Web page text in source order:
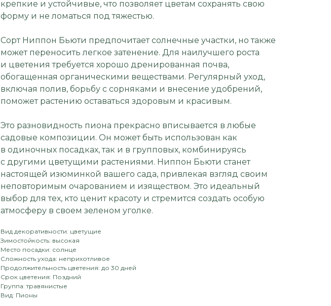
крепкие и устойчивые, что позволяет цветам сохранять свою
форму и не ломаться под тяжестью.
Сорт Ниппон Бьюти предпочитает солнечные участки, но также
может переносить легкое затенение. Для наилучшего роста
и цветения требуется хорошо дренированная почва,
обогащенная органическими веществами. Регулярный уход,
включая полив, борьбу с сорняками и внесение удобрений,
поможет растению оставаться здоровым и красивым.
Это разновидность пиона прекрасно вписывается в любые
садовые композиции. Он может быть использован как
в одиночных посадках, так и в групповых, комбинируясь
с другими цветущими растениями. Ниппон Бьюти станет
настоящей изюминкой вашего сада, привлекая взгляд своим
неповторимым очарованием и изяществом. Это идеальный
выбор для тех, кто ценит красоту и стремится создать особую
атмосферу в своем зеленом уголке.
Вид декоративности: цветущие
Зимостойкость: высокая
Место посадки: солнце
Сложность ухода: неприхотливое
Продолжительность цветения: до 30 дней
Срок цветения: Поздний
Группа: травянистые
Вид: Пионы